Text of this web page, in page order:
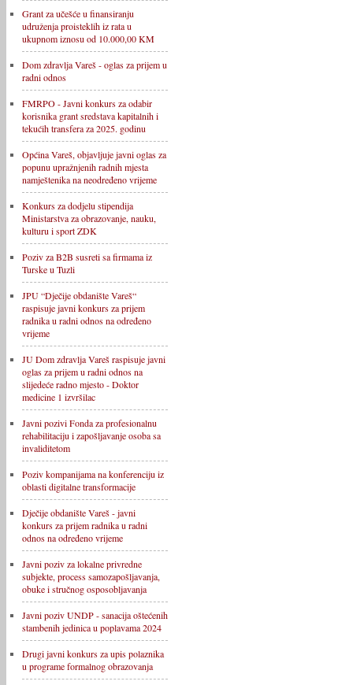
Grant za učešće u finansiranju
udruženja proisteklih iz rata u
ukupnom iznosu od 10.000,00 KM
Dom zdravlja Vareš - oglas za prijem u
radni odnos
FMRPO - Javni konkurs za odabir
korisnika grant sredstava kapitalnih i
tekućih transfera za 2025. godinu
Općina Vareš, objavljuje javni oglas za
popunu upražnjenih radnih mjesta
namještenika na neodređeno vrijeme
Konkurs za dodjelu stipendija
Ministarstva za obrazovanje, nauku,
kulturu i sport ZDK
Poziv za B2B susreti sa firmama iz
Turske u Tuzli
JPU “Dječije obdanište Vareš“
raspisuje javni konkurs za prijem
radnika u radni odnos na određeno
vrijeme
JU Dom zdravlja Vareš raspisuje javni
oglas za prijem u radni odnos na
slijedeće radno mjesto - Doktor
medicine 1 izvršilac
Javni pozivi Fonda za profesionalnu
rehabilitaciju i zapošljavanje osoba sa
invaliditetom
Poziv kompanijama na konferenciju iz
oblasti digitalne transformacije
Dječije obdanište Vareš - javni
konkurs za prijem radnika u radni
odnos na određeno vrijeme
Javni poziv za lokalne privredne
subjekte, process samozapošljavanja,
obuke i stručnog osposobljavanja
Javni poziv UNDP - sanacija oštećenih
stambenih jedinica u poplavama 2024
Drugi javni konkurs za upis polaznika
u programe formalnog obrazovanja